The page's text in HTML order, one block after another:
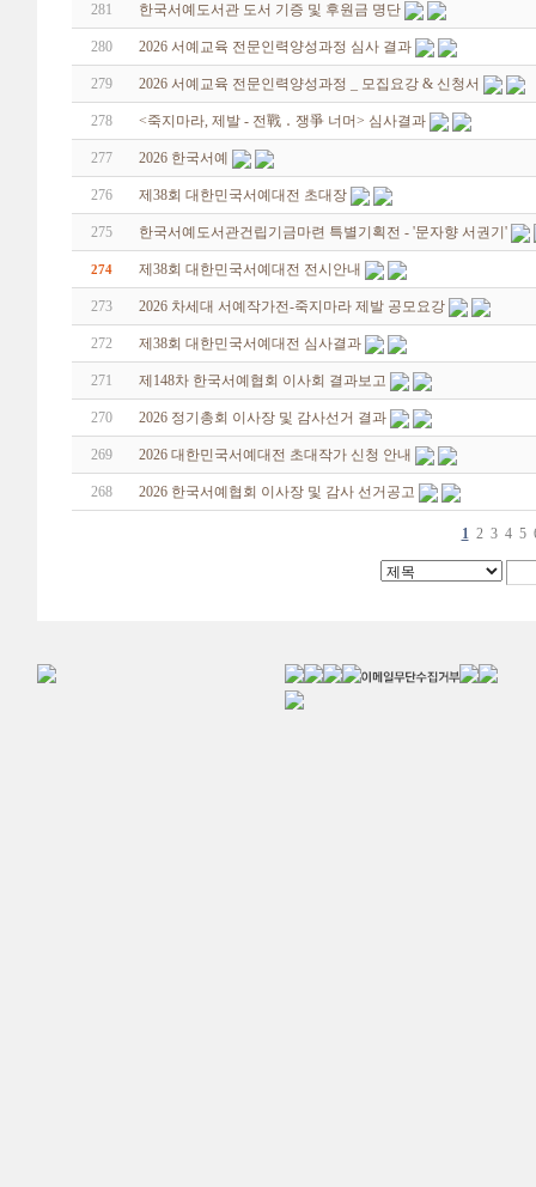
281 한국서예도서관 도서 기증 및 후원금 명단
280 2026 서예교육 전문인력양성과정 심사 결과
279 2026 서예교육 전문인력양성과정 _ 모집요강 & 신청서
278 <죽지마라, 제발 - 전戰 ․ 쟁爭 너머> 심사결과
277 2026 한국서예
276 제38회 대한민국서예대전 초대장
275 한국서예도서관건립기금마련 특별기획전 - '문자향 서권기'
274 제38회 대한민국서예대전 전시안내
273 2026 차세대 서예작가전-죽지마라 제발 공모요강
272 제38회 대한민국서예대전 심사결과
271 제148차 한국서예협회 이사회 결과보고
270 2026 정기총회 이사장 및 감사선거 결과
269 2026 대한민국서예대전 초대작가 신청 안내
268 2026 한국서예협회 이사장 및 감사 선거공고
1 2 3 4 5